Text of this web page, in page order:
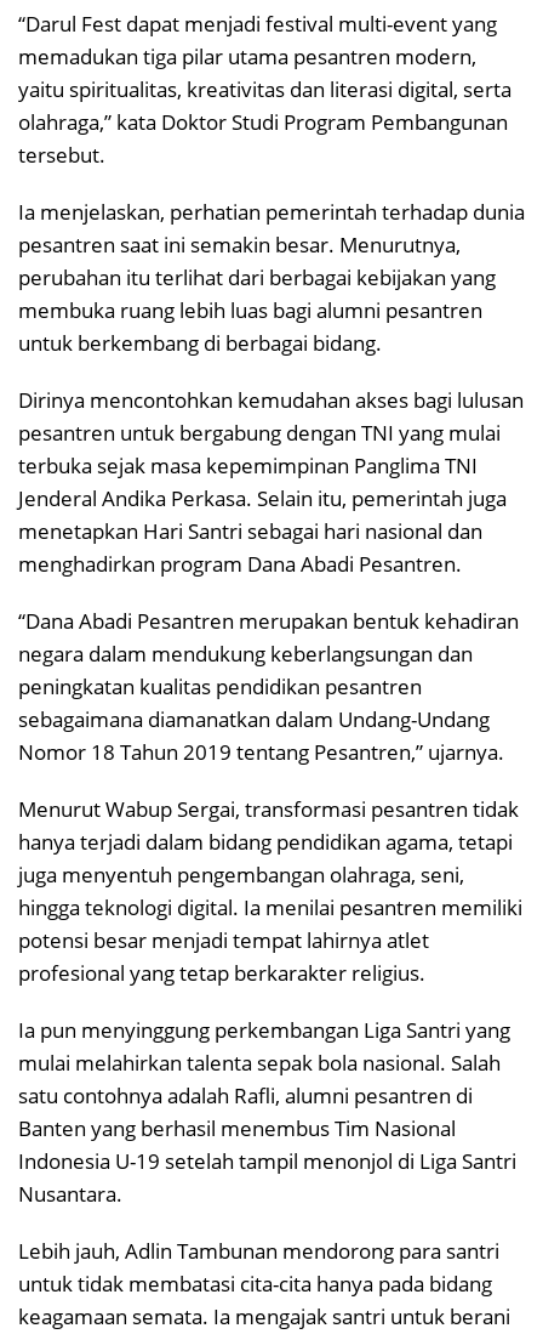
“Darul Fest dapat menjadi festival multi-event yang
memadukan tiga pilar utama pesantren modern,
yaitu spiritualitas, kreativitas dan literasi digital, serta
olahraga,” kata Doktor Studi Program Pembangunan
tersebut.
Ia menjelaskan, perhatian pemerintah terhadap dunia
pesantren saat ini semakin besar. Menurutnya,
perubahan itu terlihat dari berbagai kebijakan yang
membuka ruang lebih luas bagi alumni pesantren
untuk berkembang di berbagai bidang.
Dirinya mencontohkan kemudahan akses bagi lulusan
pesantren untuk bergabung dengan TNI yang mulai
terbuka sejak masa kepemimpinan Panglima TNI
Jenderal Andika Perkasa. Selain itu, pemerintah juga
menetapkan Hari Santri sebagai hari nasional dan
menghadirkan program Dana Abadi Pesantren.
“Dana Abadi Pesantren merupakan bentuk kehadiran
negara dalam mendukung keberlangsungan dan
peningkatan kualitas pendidikan pesantren
sebagaimana diamanatkan dalam Undang-Undang
Nomor 18 Tahun 2019 tentang Pesantren,” ujarnya.
Menurut Wabup Sergai, transformasi pesantren tidak
hanya terjadi dalam bidang pendidikan agama, tetapi
juga menyentuh pengembangan olahraga, seni,
hingga teknologi digital. Ia menilai pesantren memiliki
potensi besar menjadi tempat lahirnya atlet
profesional yang tetap berkarakter religius.
Ia pun menyinggung perkembangan Liga Santri yang
mulai melahirkan talenta sepak bola nasional. Salah
satu contohnya adalah Rafli, alumni pesantren di
Banten yang berhasil menembus Tim Nasional
Indonesia U-19 setelah tampil menonjol di Liga Santri
Nusantara.
Lebih jauh, Adlin Tambunan mendorong para santri
untuk tidak membatasi cita-cita hanya pada bidang
keagamaan semata. Ia mengajak santri untuk berani